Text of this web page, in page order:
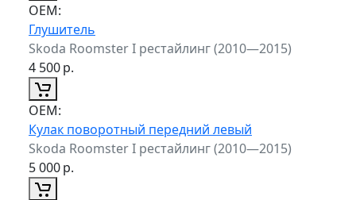
ОЕМ:
Глушитель
Skoda Roomster I рестайлинг (2010—2015)
4 500р.
ОЕМ:
Кулак поворотный передний левый
Skoda Roomster I рестайлинг (2010—2015)
5 000р.